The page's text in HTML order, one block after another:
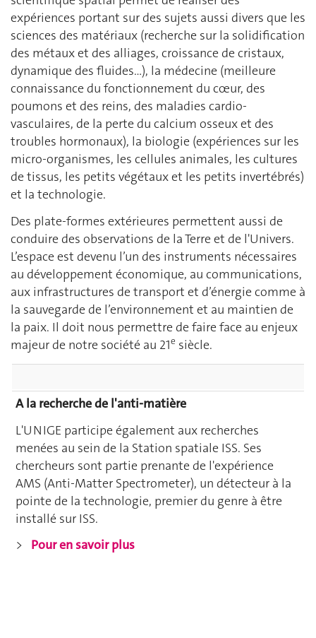
expériences portant sur des sujets aussi divers que les
sciences des matériaux (recherche sur la solidification
des métaux et des alliages, croissance de cristaux,
dynamique des fluides…), la médecine (meilleure
connaissance du fonctionnement du cœur, des
poumons et des reins, des maladies cardio-
vasculaires, de la perte du calcium osseux et des
troubles hormonaux), la biologie (expériences sur les
micro-organismes, les cellules animales, les cultures
de tissus, les petits végétaux et les petits invertébrés)
et la technologie.
Des plate-formes extérieures permettent aussi de
conduire des observations de la Terre et de l'Univers.
L’espace est devenu l’un des instruments nécessaires
au développement économique, au communications,
aux infrastructures de transport et d’énergie comme à
la sauvegarde de l’environnement et au maintien de
la paix. Il doit nous permettre de faire face au enjeux
majeur de notre société au 21e siècle.
A la recherche de l'anti-matière
L'UNIGE participe également aux recherches
menées au sein de la Station spatiale ISS. Ses
chercheurs sont partie prenante de l'expérience
AMS (Anti-Matter Spectrometer), un détecteur à la
pointe de la technologie, premier du genre à être
installé sur ISS.
> Pour en savoir plus